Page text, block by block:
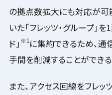
の拠点数拡大にも対応が可
いた「フレッツ・グループ」
ド」 ※1に集約できるため、
手間を削減することができ
また、アクセス回線をフレ